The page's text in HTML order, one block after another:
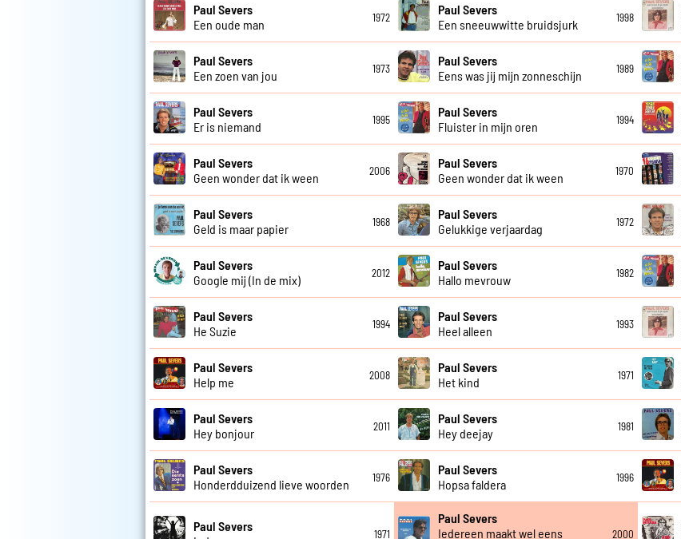
Paul Severs
Een oude man
1972
Paul Severs
Een sneeuwwitte bruidsjurk
1998
Paul Severs
Een zoen van jou
1973
Paul Severs
Eens was jij mijn zonneschijn
1989
Paul Severs
Er is niemand
1995
Paul Severs
Fluister in mijn oren
1994
Paul Severs
Geen wonder dat ik ween
2006
Paul Severs
Geen wonder dat ik ween
1970
Paul Severs
Geld is maar papier
1968
Paul Severs
Gelukkige verjaardag
1972
Paul Severs
Google mij (In de mix)
2012
Paul Severs
Hallo mevrouw
1982
Paul Severs
He Suzie
1994
Paul Severs
Heel alleen
1993
Paul Severs
Help me
2008
Paul Severs
Het kind
1971
Paul Severs
Hey bonjour
2011
Paul Severs
Hey deejay
1981
Paul Severs
Honderdduizend lieve woorden
1976
Paul Severs
Hopsa faldera
1996
Paul Severs
1971
Paul Severs
Iedereen maakt wel eens
2000